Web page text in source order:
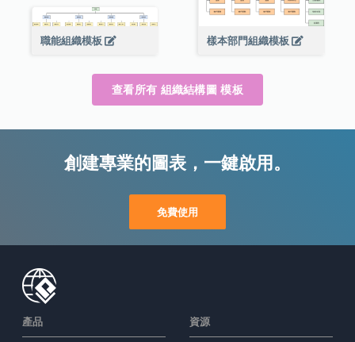
樣本部門組織模板
職能組織模板
查看所有 組織結構圖 模板
創建專業的圖表，一鍵啟用。
免費使用
產品 資源